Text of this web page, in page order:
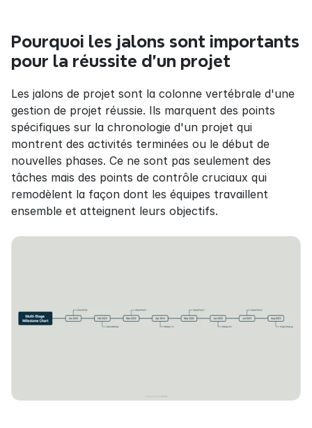
Pourquoi les jalons sont importants
pour la réussite d'un projet
Les jalons de projet sont la colonne vertébrale d'une
gestion de projet réussie. Ils marquent des points
spécifiques sur la chronologie d'un projet qui
montrent des activités terminées ou le début de
nouvelles phases. Ce ne sont pas seulement des
tâches mais des points de contrôle cruciaux qui
remodèlent la façon dont les équipes travaillent
ensemble et atteignent leurs objectifs.